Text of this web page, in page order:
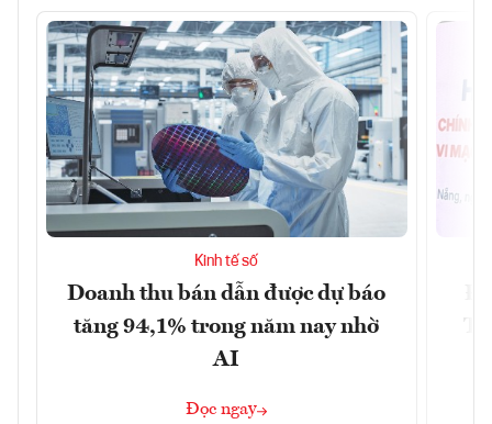
Kinh tế số
Doanh thu bán dẫn được dự báo
tăng 94,1% trong năm nay nhờ
AI
Đọc ngay